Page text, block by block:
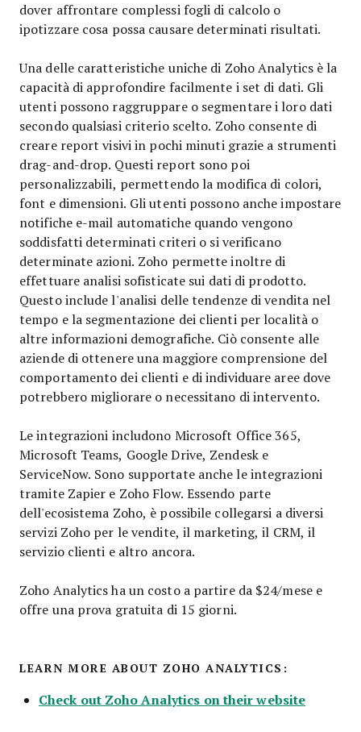
dover affrontare complessi fogli di calcolo o
ipotizzare cosa possa causare determinati risultati.
Una delle caratteristiche uniche di Zoho Analytics è la
capacità di approfondire facilmente i set di dati. Gli
utenti possono raggruppare o segmentare i loro dati
secondo qualsiasi criterio scelto. Zoho consente di
creare report visivi in pochi minuti grazie a strumenti
drag-and-drop. Questi report sono poi
personalizzabili, permettendo la modifica di colori,
font e dimensioni. Gli utenti possono anche impostare
notifiche e-mail automatiche quando vengono
soddisfatti determinati criteri o si verificano
determinate azioni. Zoho permette inoltre di
effettuare analisi sofisticate sui dati di prodotto.
Questo include l'analisi delle tendenze di vendita nel
tempo e la segmentazione dei clienti per località o
altre informazioni demografiche. Ciò consente alle
aziende di ottenere una maggiore comprensione del
comportamento dei clienti e di individuare aree dove
potrebbero migliorare o necessitano di intervento.
Le integrazioni includono Microsoft Office 365,
Microsoft Teams, Google Drive, Zendesk e
ServiceNow. Sono supportate anche le integrazioni
tramite Zapier e Zoho Flow. Essendo parte
dell'ecosistema Zoho, è possibile collegarsi a diversi
servizi Zoho per le vendite, il marketing, il CRM, il
servizio clienti e altro ancora.
Zoho Analytics ha un costo a partire da $24/mese e
offre una prova gratuita di 15 giorni.
LEARN MORE ABOUT ZOHO ANALYTICS:
Check out Zoho Analytics on their website